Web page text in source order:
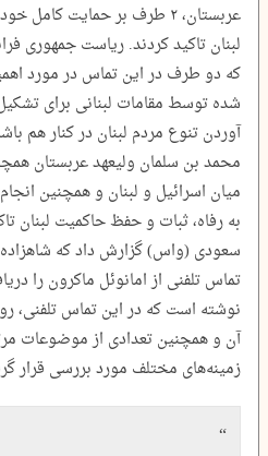
عربستان، ۲ طرف بر حمایت
لبنان تاکید کردند. ریاست جمهوری
که دو طرف در این تماس در مورد
شده توسط مقامات لبنانی برای
آوردن تنوع مردم لبنان در کنار هم
محمد بن سلمان ولیعهد عربستان
میان اسرائیل و لبنان و همچنین
به رفاه، ثبات و حفظ حاکمیت لبنان
سعودی (واس) گزارش داد که
تماس تلفنی از امانوئل ماکرون را
نوشته است که در این تماس تلفنی،
آن و همچنین تعدادی از موضوعات
زمینه‌های مختلف مورد بررسی قرار